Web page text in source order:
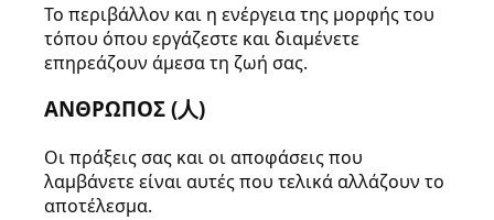
Το περιβάλλον και η ενέργεια της μορφής του
τόπου όπου εργάζεστε και διαμένετε
επηρεάζουν άμεσα τη ζωή σας.
ΑΝΘΡΩΠΟΣ (人)
Οι πράξεις σας και οι αποφάσεις που
λαμβάνετε είναι αυτές που τελικά αλλάζουν το
αποτέλεσμα.